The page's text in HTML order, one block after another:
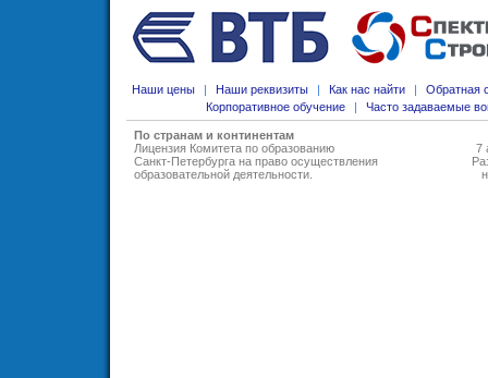
Наши цены | Наши реквизиты | Как нас найти |
Обратная
Корпоративное обучение
| Часто задаваемые
По странам и континентам
Лицензия Комитета по образованию
Санкт-Петербурга на право осуществления
образовательной деятельности
7